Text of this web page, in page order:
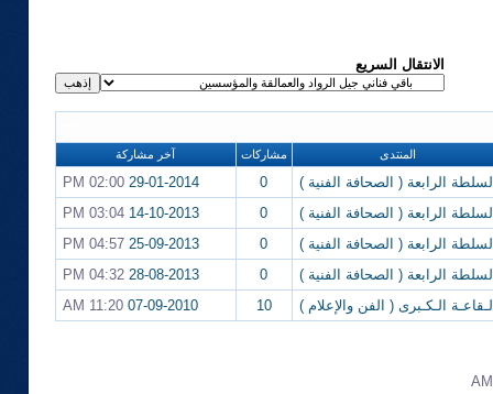
الانتقال السريع
المنتدى مشاركات آخر مشاركة
الرابعة ( الصحافة الفنية ) 0
29-01-2014
02:00 PM
الرابعة ( الصحافة الفنية )
0
14-10-2013
03:04 PM
الرابعة ( الصحافة الفنية )
0
25-09-2013
04:57 PM
الرابعة ( الصحافة الفنية )
0
28-08-2013
04:32 PM
الـكـبرى ( الفن والإعلام )
10
07-09-2010
11:20 AM